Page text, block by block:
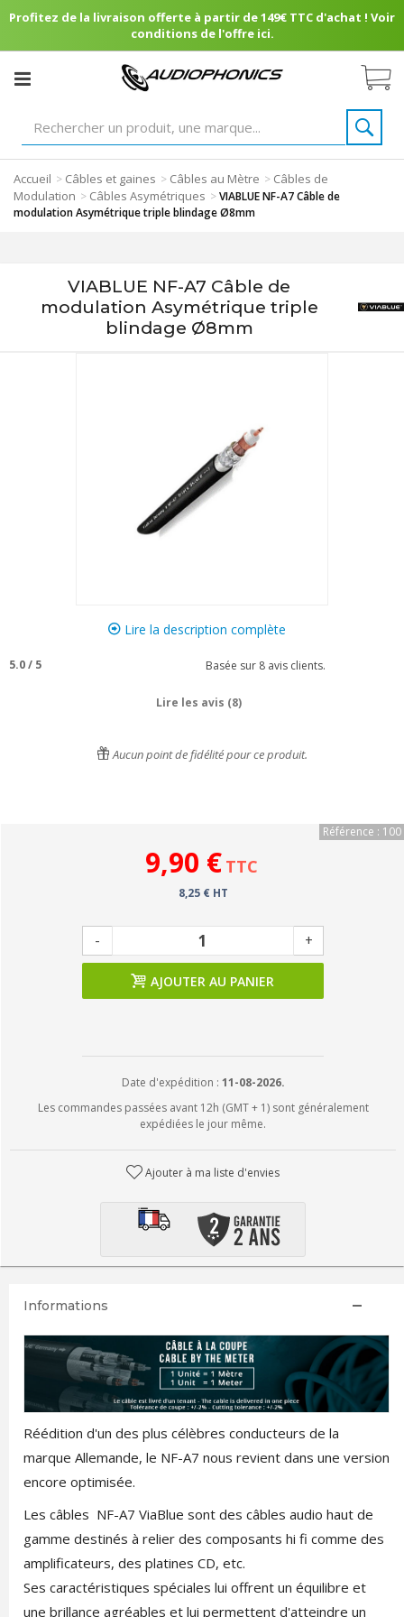
Profitez de la livraison offerte à partir de 149€ TTC d'achat ! Voir
conditions de l'offre ici.
Accueil > Câbles et gaines > Câbles au Mètre > Câbles de
Modulation > Câbles Asymétriques >VIABLUE NF-A7 Câble de
modulation Asymétrique triple blindage Ø8mm
VIABLUE NF-A7 Câble de
modulation Asymétrique triple
blindage Ø8mm
Lire la description complète
5.0/ 5 Basée sur 8 avis clients.
Lire les avis (8)
Aucun point de fidélité pour ce produit.
Référence : 100
9,90 € TTC
8,25 € HT
- +
AJOUTER AU PANIER
Date d'expédition : 11-08-2026.
Les commandes passées avant 12h (GMT + 1) sont généralement
expédiées le jour même.
Ajouter à ma liste d'envies
Informations
Réédition d'un des plus célèbres conducteurs de la
marque Allemande, le NF-A7 nous revient dans une version
encore optimisée.
Les câbles NF-A7 ViaBlue sont des câbles audio haut de
gamme destinés à relier des composants hi fi comme des
amplificateurs, des platines CD, etc.
Ses caractéristiques spéciales lui offrent un équilibre et
une brillance agréables et lui permettent d'atteindre un